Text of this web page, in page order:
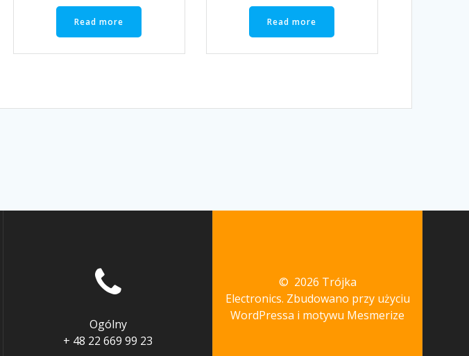
Read more Read more
Ogólny
+ 48 22 669 99 23
© 2026 Trójka
Electronics. Zbudowano przy użyciu
WordPressa i motywu Mesmerize